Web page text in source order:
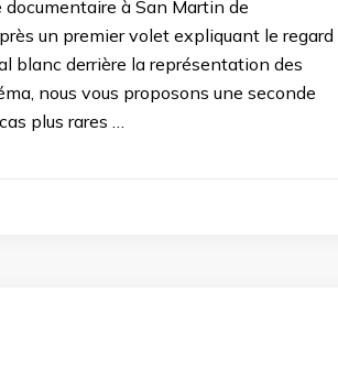
documentaire à San Martin de
un premier volet expliquant le regard
blanc derrière la représentation des
nous vous proposons une seconde
plus rares …